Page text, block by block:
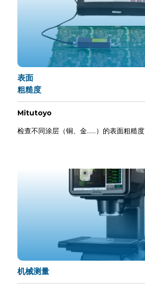
表面
粗糙度
Mitutoyo
检查不同涂层（铜、金……）的表面粗糙度
机械测量